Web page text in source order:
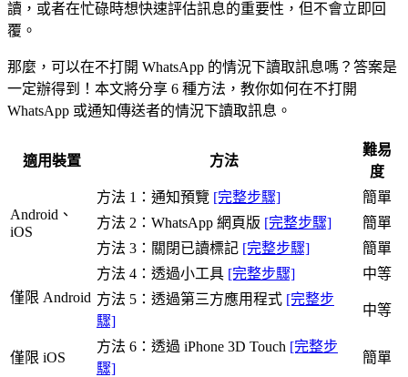
讀，或者在忙碌時想快速評估訊息的重要性，但不會立即回
覆。
那麼，可以在不打開 WhatsApp 的情況下讀取訊息嗎？答案是
一定辦得到！本文將分享 6 種方法，教你如何在不打開
WhatsApp 或通知傳送者的情況下讀取訊息。
適用裝置 方法
難易
度
Android、
iOS
方法 1：通知預覽 [完整步驟]
簡單
方法 2：WhatsApp 網頁版 [完整步驟]
簡單
方法 3：關閉已讀標記 [完整步驟] 簡單
僅限 Android
方法 4：透過小工具 [完整步驟]
中等
方法 5：透過第三方應用程式 [完整步
驟]
中等
僅限 iOS
方法 6：透過 iPhone 3D Touch [完整步
驟]
簡單